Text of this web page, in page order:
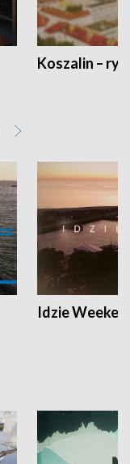
Koszalin –
Idzie